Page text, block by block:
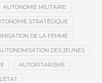
AUTONOMIE MILITAIRE
STRATÉGIQUE
DE LA FEMME
DES JEUNES
AUTORITARISME